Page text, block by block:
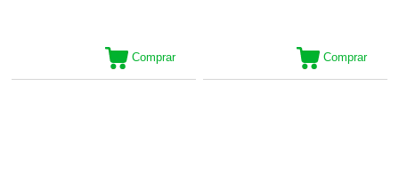
Comprar Comprar